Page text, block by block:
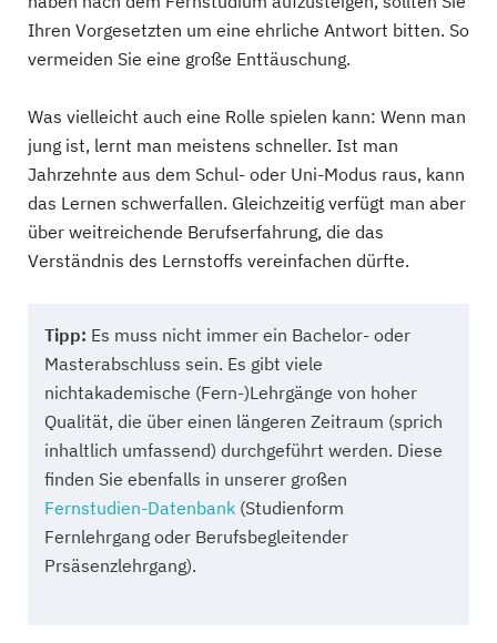
Ihren Vorgesetzten um eine ehrliche Antwort bitten. So
vermeiden Sie eine große Enttäuschung.
Was vielleicht auch eine Rolle spielen kann: Wenn man
jung ist, lernt man meistens schneller. Ist man
Jahrzehnte aus dem Schul- oder Uni-Modus raus, kann
das Lernen schwerfallen. Gleichzeitig verfügt man aber
über weitreichende Berufserfahrung, die das
Verständnis des Lernstoffs vereinfachen dürfte.
Tipp: Es muss nicht immer ein Bachelor- oder
Masterabschluss sein. Es gibt viele
nichtakademische (Fern-)Lehrgänge von hoher
Qualität, die über einen längeren Zeitraum (sprich
inhaltlich umfassend) durchgeführt werden. Diese
finden Sie ebenfalls in unserer großen
Fernstudien-Datenbank (Studienform
Fernlehrgang oder Berufsbegleitender
Prsäsenzlehrgang).